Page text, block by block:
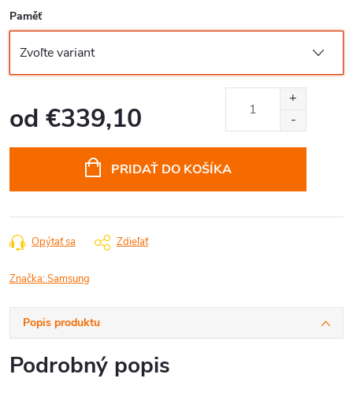
Paměť
od €339,10
PRIDAŤ DO KOŠÍKA
Opýtať sa Zdieľať
Značka:Samsung
Popis produktu
Podrobný popis